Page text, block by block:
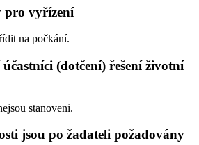
pro vyřízení
na počkání.
(dotčení) řešení životní
stanoveni.
jsou po žadateli požadovány